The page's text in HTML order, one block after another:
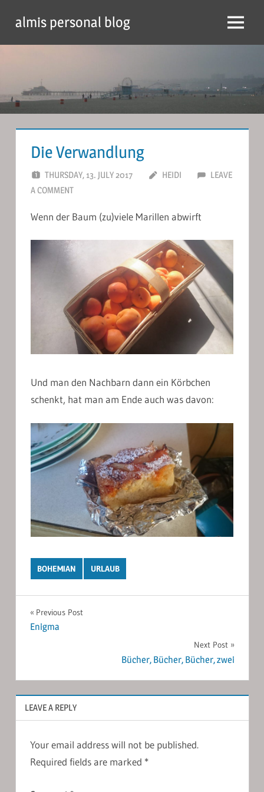
content
almis personal blog Menu
Die Verwandlung
THURSDAY, 13. JULY 2017 HEIDI
LEAVE
A COMMENT
Wenn der Baum (zu)viele Marillen abwirft
Und man den Nachbarn dann ein Körbchen
schenkt, hat man am Ende auch was davon:
BOHEMIAN URLAUB
Post
navigation
Previous Post
Enigma
Next Post
Bücher, Bücher, Bücher, zwei
LEAVE A REPLY
Your email address will not be published.
Required fields are marked *